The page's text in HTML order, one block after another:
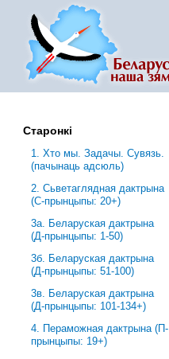
Старонкі
1. Хто мы. Задачы. Сувязь.
(пачынаць адсюль)
2. Сьветаглядная дактрына
(С-прынцыпы: 20+)
3a. Беларуская дактрына
(Д-прынцыпы: 1-50)
3б. Беларуская дактрына
(Д-прынцыпы: 51-100)
3в. Беларуская дактрына
(Д-прынцыпы: 101-134+)
4. Пераможная дактрына (П-
прынцыпы: 19+)